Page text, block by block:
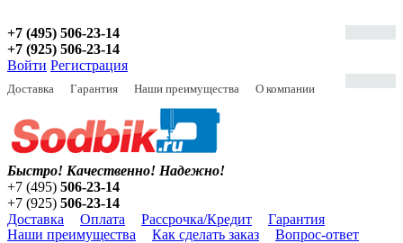
+7 (495) 506-23-14
+7 (925) 506-23-14
Войти Регистрация
Доставка Гарантия Наши преимущества О компании
Быстро! Качественно! Надежно!
+7 (495) 506-23-14
+7 (925) 506-23-14
Доставка
Оплата Рассрочка/Кредит
Гарантия
Наши преимущества
Как сделать заказ Вопрос-ответ